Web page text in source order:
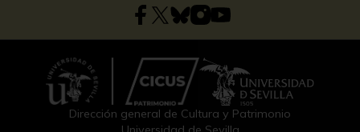
Dirección general de Cultura y Patrimonio